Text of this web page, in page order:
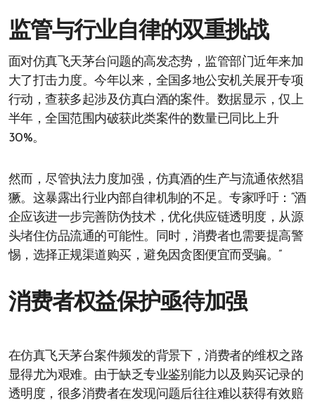
监管与行业自律的双重挑战
面对仿真飞天茅台问题的高发态势，监管部门近年来加
大了打击力度。今年以来，全国多地公安机关展开专项
行动，查获多起涉及仿真白酒的案件。数据显示，仅上
半年，全国范围内破获此类案件的数量已同比上升
30%。
然而，尽管执法力度加强，仿真酒的生产与流通依然猖
獗。这暴露出行业内部自律机制的不足。专家呼吁：“酒
企应该进一步完善防伪技术，优化供应链透明度，从源
头堵住仿品流通的可能性。同时，消费者也需要提高警
惕，选择正规渠道购买，避免因贪图便宜而受骗。”
消费者权益保护亟待加强
在仿真飞天茅台案件频发的背景下，消费者的维权之路
显得尤为艰难。由于缺乏专业鉴别能力以及购买记录的
透明度，很多消费者在发现问题后往往难以获得有效赔